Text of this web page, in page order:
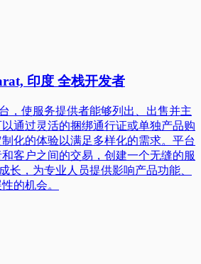
印度 全栈开发者
，使服务提供者能够列出、出售并主
通过灵活的捆绑通行证或单独产品购
化的体验以满足多样化的需求。平台
客户之间的交易，创建一个无缝的服
长，为专业人员提供影响产品功能、
的机会。